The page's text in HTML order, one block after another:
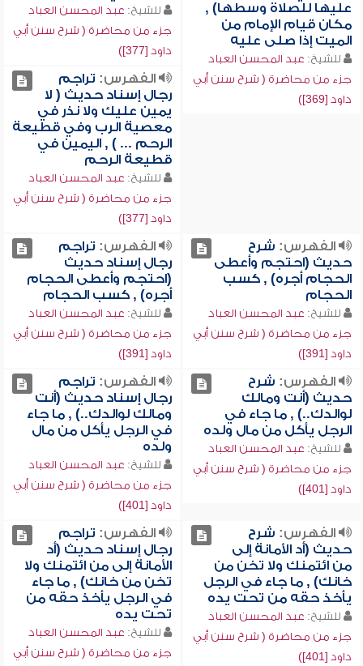
عليها للصلاة وسطها) ,
مكان قيام الإمام من
الميت إذا صلى عليه
للشيخ: عبد المحسن العباد
جزء من محاضرة ( شرح سنن أبي
داود [369])
للشيخ: عبد المحسن العباد
جزء من محاضرة ( شرح سنن أبي
داود [377])
الفهرس: تراجم
رجال إسناد حديث ( لا
يمين عليك ولا نذر في
معصية الرب وفي قطيعة
الرحم ... ) , اليمين في
قطيعة الرحم
للشيخ: عبد المحسن العباد
جزء من محاضرة ( شرح سنن أبي
داود [377])
الفهرس: شرح
حديث (احتجم وأعطى
الحجام أجره) , كسب
الحجام
للشيخ: عبد المحسن العباد
جزء من محاضرة ( شرح سنن أبي
داود [391])
الفهرس: تراجم
رجال إسناد حديث
(احتجم وأعطى الحجام
أجره) , كسب الحجام
للشيخ: عبد المحسن العباد
جزء من محاضرة ( شرح سنن أبي
داود [391])
الفهرس: شرح
حديث (أنت ومالك
لوالدك..) , ما جاء في
الرجل يأكل من مال ولده
للشيخ: عبد المحسن العباد
جزء من محاضرة ( شرح سنن أبي
داود [401])
الفهرس: تراجم
رجال إسناد حديث (أنت
ومالك لوالدك..) , ما جاء
في الرجل يأكل من مال
ولده
للشيخ: عبد المحسن العباد
جزء من محاضرة ( شرح سنن أبي
داود [401])
الفهرس: شرح
حديث (أد الأمانة إلى
من ائتمنك ولا تخن من
خانك) , ما جاء في الرجل
يأخذ حقه من تحت يده
للشيخ: عبد المحسن العباد
جزء من محاضرة ( شرح سنن أبي
داود [401])
الفهرس: تراجم
رجال إسناد حديث (أد
الأمانة إلى من ائتمنك ولا
تخن من خانك) , ما جاء
في الرجل يأخذ حقه من
تحت يده
للشيخ: عبد المحسن العباد
جزء من محاضرة ( شرح سنن أبي